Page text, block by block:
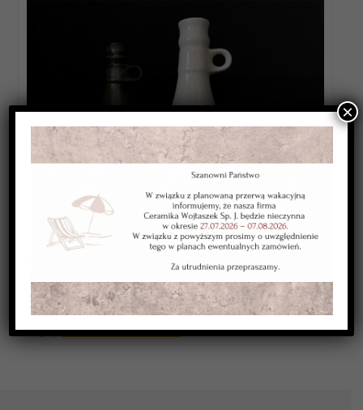
Category: CERAMIKA OPAKOWANIOWA
×